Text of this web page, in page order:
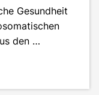
Gesundheit
den …